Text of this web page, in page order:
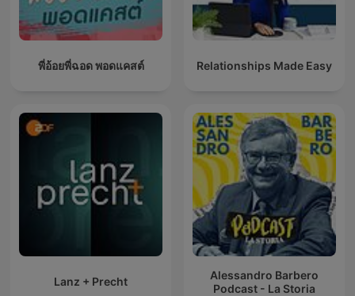
พี่อ้อยพี่ฉอด พอดแคสต์ Relationships Made Easy
Lanz + Precht
Alessandro Barbero
Podcast - La Storia